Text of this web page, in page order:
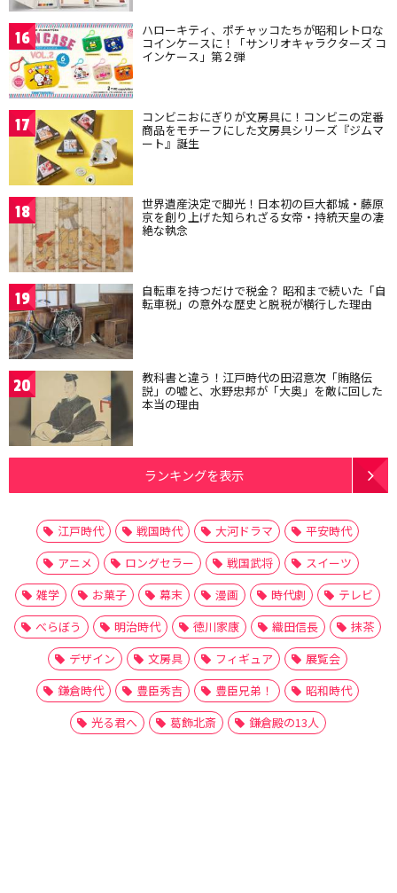
16 ハローキティ、ポチャッコたちが昭和レトロな
コインケースに！「サンリオキャラクターズ コ
インケース」第２弾
17 コンビニおにぎりが文房具に！コンビニの定番
商品をモチーフにした文房具シリーズ『ジムマ
ート』誕生
18 世界遺産決定で脚光！日本初の巨大都城・藤原
京を創り上げた知られざる女帝・持統天皇の凄
絶な執念
19 自転車を持つだけで税金？ 昭和まで続いた「自
転車税」の意外な歴史と脱税が横行した理由
20 教科書と違う！江戸時代の田沼意次「賄賂伝
説」の嘘と、水野忠邦が「大奥」を敵に回した
本当の理由
ランキングを表示
江戸時代 戦国時代 大河ドラマ
平安時代
アニメ
ロングセラー 戦国武将
スイーツ
雑学
お菓子 幕末 漫画 時代劇
テレビ
べらぼう
明治時代 徳川家康 織田信長
抹茶
デザイン
文房具 フィギュア
展覧会
鎌倉時代
豊臣秀吉 豊臣兄弟！
昭和時代
光る君へ
葛飾北斎 鎌倉殿の13人